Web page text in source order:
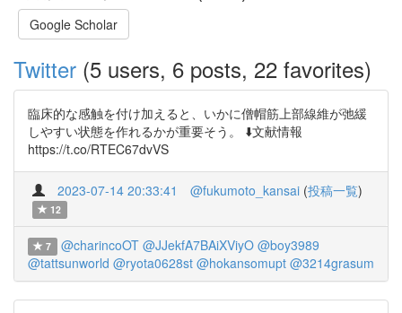
Google Scholar
Twitter (5 users, 6 posts, 22 favorites)
臨床的な感触を付け加えると、いかに僧帽筋上部線維が弛緩
しやすい状態を作れるかが重要そう。 ⬇️文献情報
https://t.co/RTEC67dvVS
2023-07-14 20:33:41 @fukumoto_kansai (投稿一覧)
12
7 @charincoOT @JJekfA7BAiXViyO @boy3989
@tattsunworld @ryota0628st @hokansomupt @3214grasum